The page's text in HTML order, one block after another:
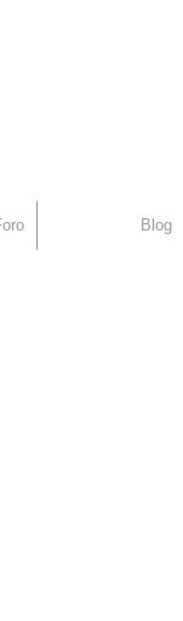
Blog